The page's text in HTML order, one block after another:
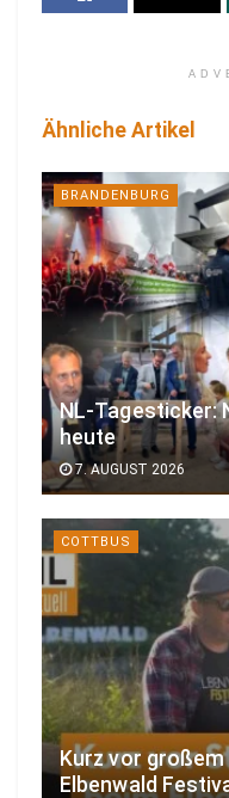
Ähnliche Artikel
BRANDENBURG
NL-Tagesticker:
heute
7. AUGUST 2026
COTTBUS
Kurz vor
Elbenwald